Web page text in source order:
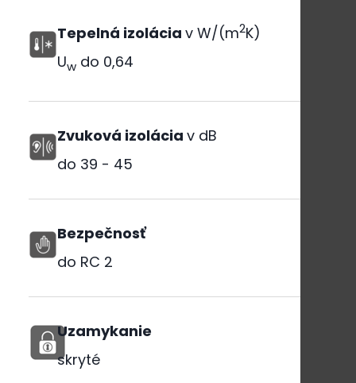
Tepelná izolácia v W/(m2K)
Uw do 0,64
Zvuková izolácia v dB
do 39 - 45
Bezpečnosť
do RC 2
Uzamykanie
skryté